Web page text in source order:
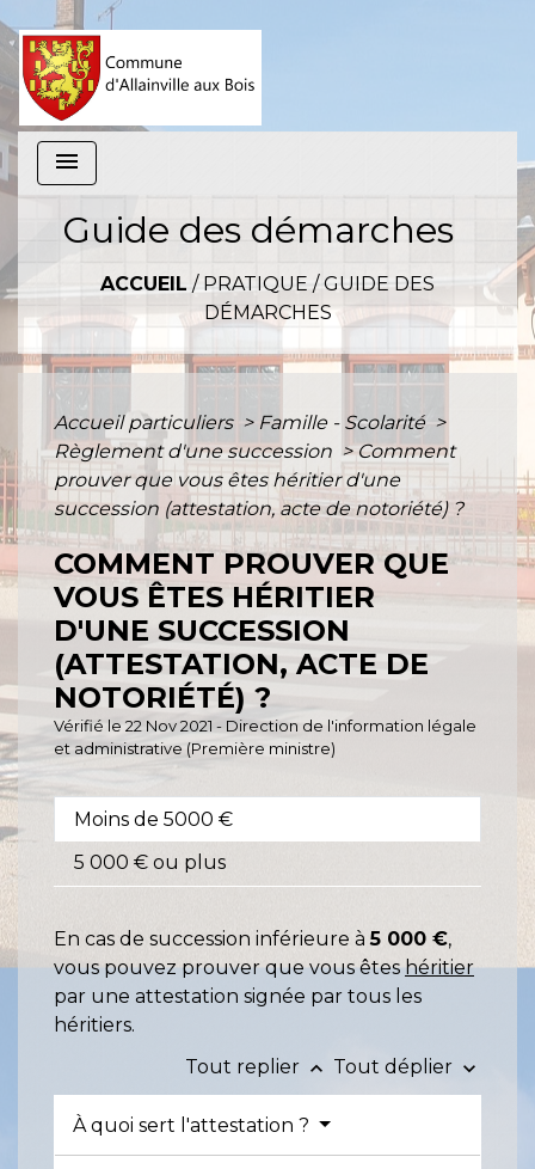
menu
Guide des démarches
ACCUEIL / PRATIQUE /GUIDE DES
DÉMARCHES
Accueil particuliers > Famille - Scolarité >
Règlement d'une succession > Comment
prouver que vous êtes héritier d'une
succession (attestation, acte de notoriété) ?
COMMENT PROUVER QUE
VOUS ÊTES HÉRITIER
D'UNE SUCCESSION
(ATTESTATION, ACTE DE
NOTORIÉTÉ) ?
Vérifié le 22 Nov 2021 - Direction de l'information légale
et administrative (Première ministre)
Moins de 5000 €
5 000 € ou plus
En cas de succession inférieure à5 000 €,
vous pouvez prouver que vous êteshéritier
par une attestation signée par tous les
héritiers.
Tout replier keyboard_arrow_up Tout déplier keyboard_arrow_down
À quoi sert l'attestation ?